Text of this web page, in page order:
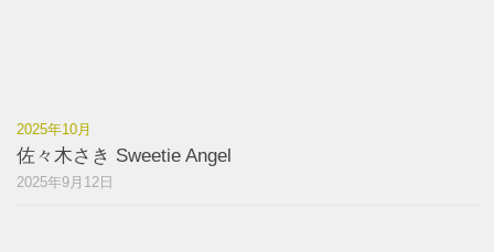
2025年10月
佐々木さき Sweetie Angel
2025年9月12日